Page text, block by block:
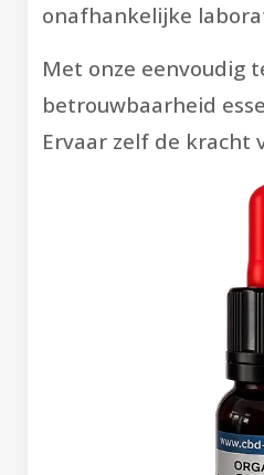
onafhankelijke
Met onze eenvoudig
betrouwbaarheid
Ervaar zelf de kracht